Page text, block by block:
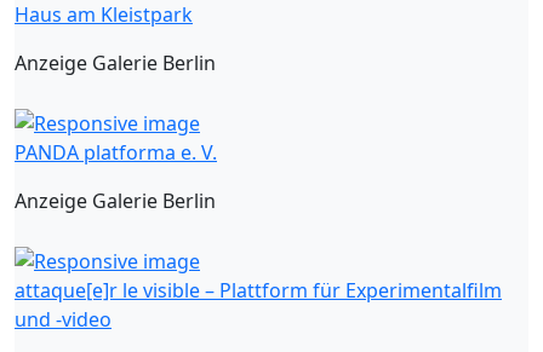
Haus am Kleistpark
Anzeige Galerie Berlin
PANDA platforma e. V.
Anzeige Galerie Berlin
attaque[e]r le visible – Plattform für Experimentalfilm
und -video